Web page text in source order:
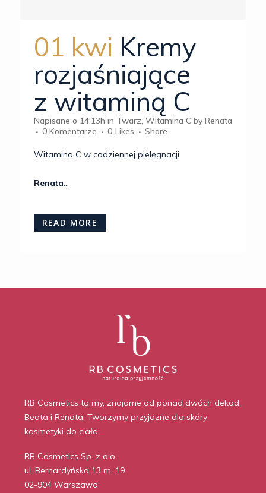
01 kwi Kremy
rozjaśniające
z witaminą C
Napisane o 14:13h in Twarz, Witamina C by Renata
0 Komentarze
0 Likes Share
Witamina C w codziennej pielęgnacji.
Renata...
READ MORE
RB Cosmetics to my, znajome od ponad dwóch dekad,
Beata i Renata. Tworzymy przyjazne dla skóry
kosmetyki do ciała.
RB Cosmetics Sp. z o.o.
ul. Bernardyńska 13 m. 19
02-904 Warszawa